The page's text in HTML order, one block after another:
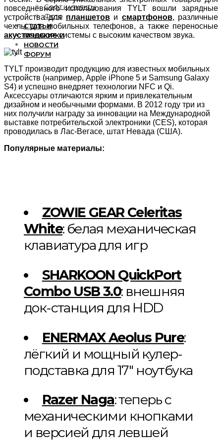
Софт и утилиты
Фото
СТАТЬИ
ПОДБОРКИ
НОВОСТИ
ФОРУМ
повседневного использования TYLT вошли зарядные
устройства для планшетови смартфонов, различные
чехлы для мобильных телефонов, а также переносные
акустическиесистемы с высоким качеством звука.
TYLT производит продукцию для известных мобильных
устройств (например, Apple iPhone 5 и Samsung Galaxy
S4) и успешно внедряет технологии NFC и Qi.
Аксессуары отличаются ярким и привлекательным
дизайном и необычными формами. В 2012 году три из
них получили награду за инновации на Международной
выставке потребительской электроники (CES), которая
проводилась в Лас-Вегасе, штат Невада (США).
Популярные материалы:
ZOWIE GEAR Celeritas
White: белая механическая
клавиатура для игр
SHARKOON QuickPort
Combo USB 3.0: внешняя
док-станция для HDD
ENERMAX Aeolus Pure:
лёгкий и мощный кулер-
подставка для 17″ ноутбука
Razer Naga: теперь с
механическими кнопками
и версией для левшей